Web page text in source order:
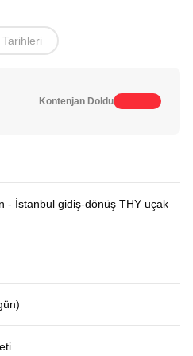
Kontenjan Doldu
- İstanbul gidiş-dönüş THY uçak